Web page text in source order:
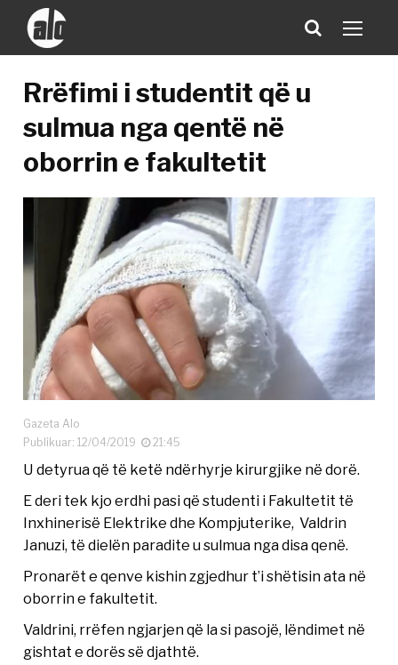
Rrëfimi i studentit që u
sulmua nga qentë në
oborrin e fakultetit
Gazeta Alo
Publikuar: 12/04/2019
21:45
U detyrua që të ketë ndërhyrje kirurgjike në dorë.
E deri tek kjo erdhi pasi që studenti i Fakultetit të
Inxhinerisë Elektrike dhe Kompjuterike, Valdrin
Januzi, të dielën paradite u sulmua nga disa qenë.
Pronarët e qenve kishin zgjedhur t’i shëtisin ata në
oborrin e fakultetit.
Valdrini, rrëfen ngjarjen që la si pasojë, lëndimet në
gishtat e dorës së djathtë.